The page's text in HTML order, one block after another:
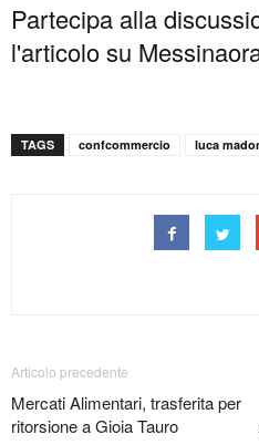
Partecipa alla
l'articolo su
TAGS confcommercio luca
Articolo precedente
Mercati Alimentari, trasferita per
ritorsione a Gioia Tauro